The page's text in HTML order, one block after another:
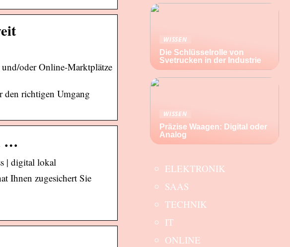
oder Online-Marktplätze
den richtigen Umgang
…
| digital lokal
Ihnen zugesichert Sie
WISSEN
Die Schlüsselrolle von
Svetrucken in der Industrie
WISSEN
Präzise Waagen: Digital oder
Analog
ELEKTRONIK
SAAS
TECHNIK
IT
ONLINE